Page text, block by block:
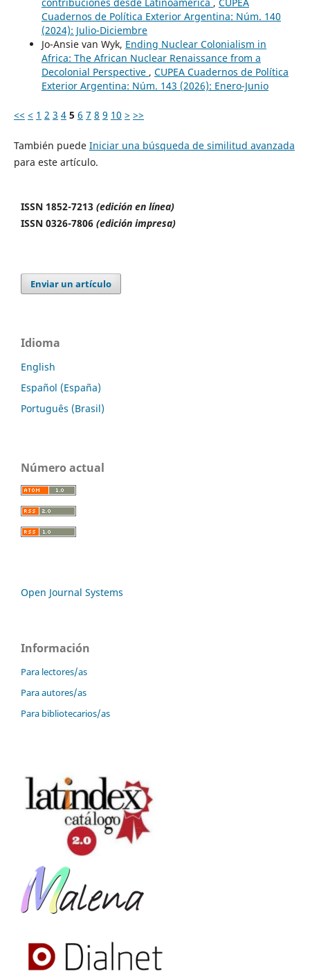
Cuadernos de Política Exterior Argentina: Núm. 140
(2024): Julio-Diciembre
Jo-Ansie van Wyk, Ending Nuclear Colonialism in
Africa: The African Nuclear Renaissance from a
Decolonial Perspective , CUPEA Cuadernos de Política
Exterior Argentina: Núm. 143 (2026): Enero-Junio
<< < 1 2 3 4 5 6 7 8 9 10 > >>
También puede Iniciar una búsqueda de similitud avanzada
para este artículo.
ISSN 1852-7213 (edición en línea)
ISSN 0326-7806 (edición impresa)
Enviar un artículo
Idioma
English
Español (España)
Português (Brasil)
Número actual
Open Journal Systems
Información
Para lectores/as
Para autores/as
Para bibliotecarios/as